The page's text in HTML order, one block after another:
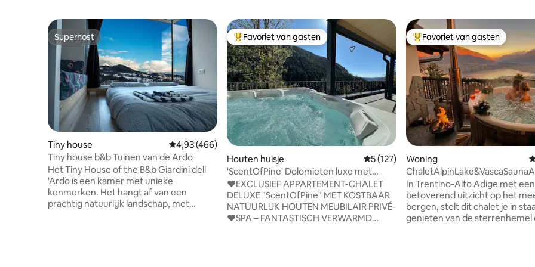
Superhost
Superhost
Tiny house Gemiddelde beoordeling van 4,93 op 5, 466 recensies
4,93 (466)
Tiny house b&b Tuinen van de Ardo
Het Tiny House of the B&b Giardini dell
'Ardo is een kamer met unieke
kenmerken. Het hangt af van een
prachtig natuurlijk landschap, met
Topfavoriet van gasten
Favoriet van gasten
Houten huisje Gemiddelde beoordeling van 5 op 5, 127
5 (127)
'ScentOfPine' Dolomieten luxe met
whirlpool en sauna
♥️EXCLUSIEF APPARTEMENT-CHALET
DELUXE "ScentOfPine" MET KOSTBAAR
NATUURLIJK HOUTEN MEUBILAIR PRIVÉ-
♥️SPA – FANTASTISCH VERWARMD
Topfavoriet van gasten
Favoriet van gasten
Woning
In Trentino-Alto Adige met een
betoverend uitzicht op het
bergen, stelt dit chalet je in
genieten van de sterrenhemel